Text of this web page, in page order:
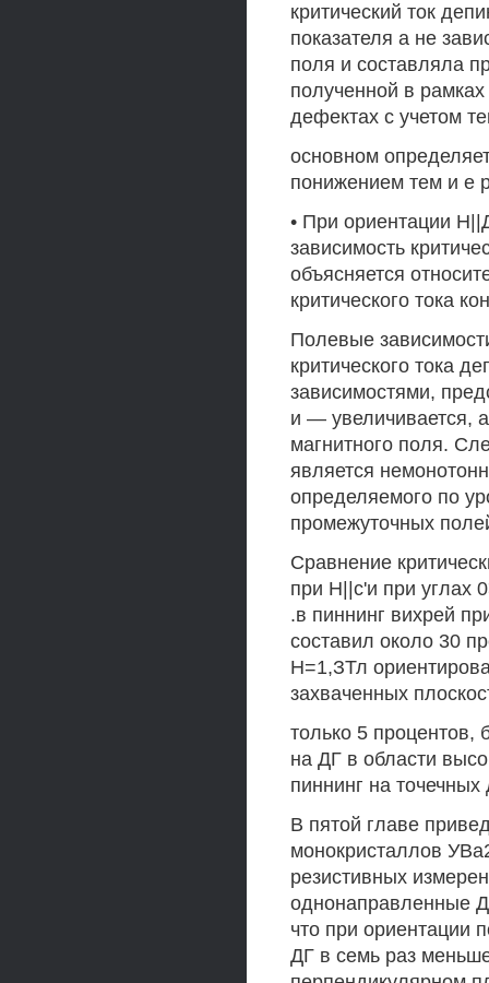
критический ток
показателя а не
поля и составляла
полученной в
дефектах с учетом
основном
понижением тем и е
• При ориентации
зависимость
объясняется
критического тока
Полевые
критического тока
зависимостями,
и — увеличивается,
магнитного поля.
является
определяемого по
промежуточных
Сравнение
при Н||с'и при углах
.в пиннинг вихрей
составил около 30
Н=1,ЗТл
захваченных
только 5 процентов,
на ДГ в области
пиннинг на
В пятой главе
монокристаллов
резистивных
однонаправленные
что при ориентации
ДГ в семь раз